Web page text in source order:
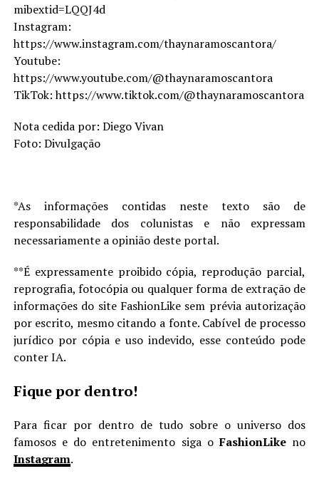
mibextid=LQQJ4d
Instagram:
https://www.instagram.com/thaynaramoscantora/
Youtube:
https://www.youtube.com/@thaynaramoscantora
TikTok: https://www.tiktok.com/@thaynaramoscantora
Nota cedida por: Diego Vivan
Foto: Divulgação
*As informações contidas neste texto são de
responsabilidade dos colunistas e não expressam
necessariamente a opinião deste portal.
**É expressamente proibido cópia, reprodução parcial,
reprografia, fotocópia ou qualquer forma de extração de
informações do site FashionLike sem prévia autorização
por escrito, mesmo citando a fonte. Cabível de processo
jurídico por cópia e uso indevido, esse conteúdo pode
conter IA.
Fique por dentro!
Para ficar por dentro de tudo sobre o universo dos
famosos e do entretenimento siga oFashionLike no
Instagram.